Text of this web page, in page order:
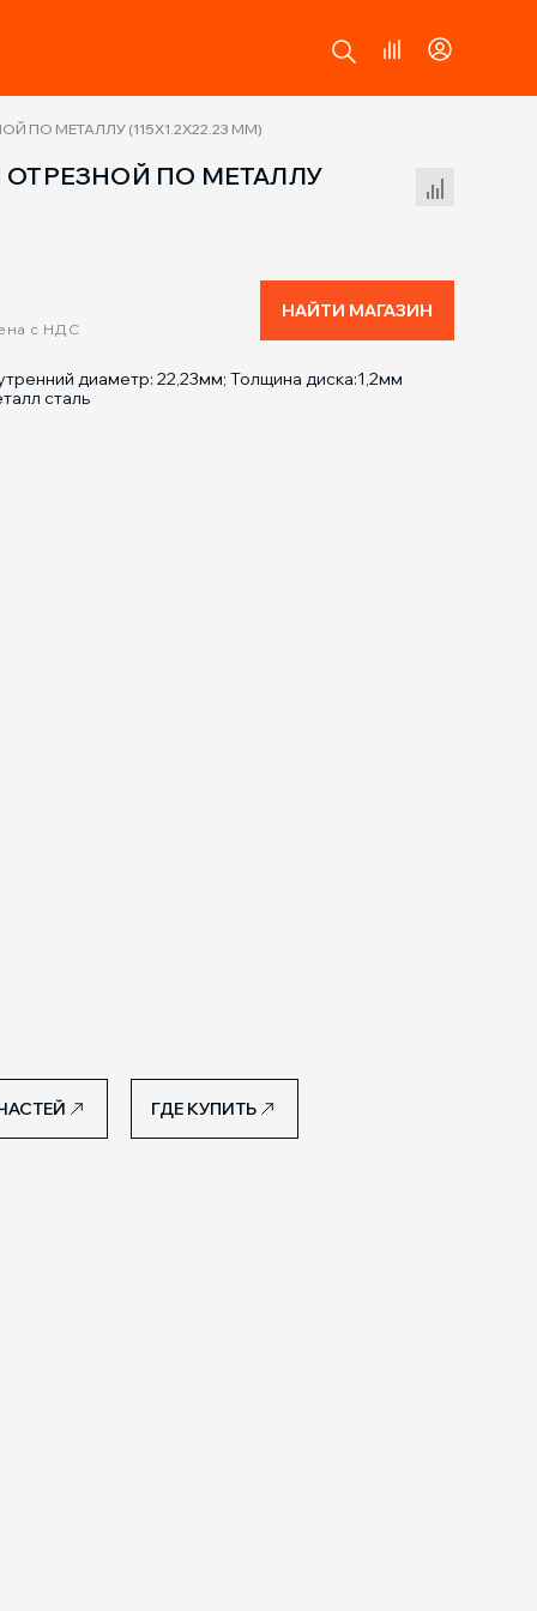
ПО МЕТАЛЛУ (115Х1.2Х22.23 ММ)
ПО МЕТАЛЛУ
с НДС
НАЙТИ МАГАЗИН
диаметр: 22,23мм; Толщина диска:1,2мм
сталь
ГДЕ КУПИТЬ